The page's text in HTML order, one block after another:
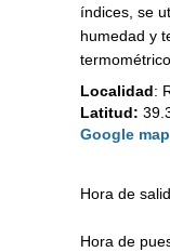
índices, se
humedad y
Localidad:
Latitud:
Google map
Hora de
Hora de